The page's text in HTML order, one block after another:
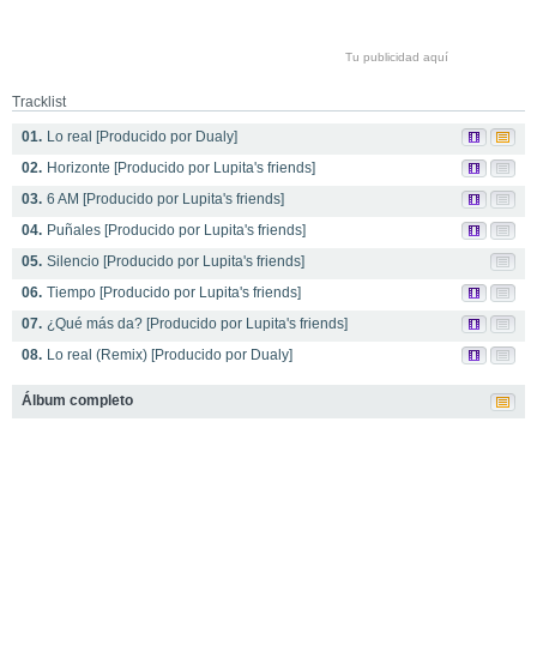
Tu publicidad aquí
Tracklist
01. Lo real [Producido por Dualy]
02. Horizonte [Producido por Lupita's friends]
03. 6 AM [Producido por Lupita's friends]
04. Puñales [Producido por Lupita's friends]
05. Silencio [Producido por Lupita's friends]
06. Tiempo [Producido por Lupita's friends]
07. ¿Qué más da? [Producido por Lupita's friends]
08. Lo real (Remix) [Producido por Dualy]
Álbum completo